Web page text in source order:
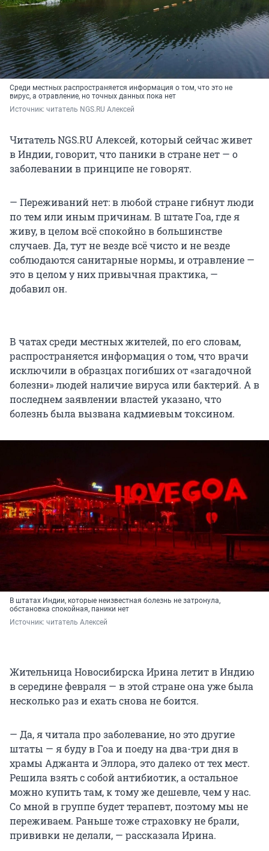
Среди местных распространяется информация о том, что это не
вирус, а отравление, но точных данных пока нет
Источник: читатель NGS.RU Алексей
Читатель NGS.RU Алексей, который сейчас живет
в Индии, говорит, что паники в стране нет — о
заболевании в принципе не говорят.
— Переживаний нет: в любой стране гибнут люди
по тем или иным причинам. В штате Гоа, где я
живу, в целом всё спокойно в большинстве
случаев. Да, тут не везде всё чисто и не везде
соблюдаются санитарные нормы, и отравление —
это в целом у них привычная практика, —
добавил он.
В чатах среди местных жителей, по его словам,
распространяется информация о том, что врачи
исключили в образцах погибших от «загадочной
болезни» людей наличие вируса или бактерий. А в
последнем заявлении властей указано, что
болезнь была вызвана кадмиевым токсином.
В штатах Индии, которые неизвестная болезнь не затронула,
обстановка спокойная, паники нет
Источник: читатель Алексей
Жительница Новосибирска Ирина летит в Индию
в середине февраля — в этой стране она уже была
несколько раз и ехать снова не боится.
— Да, я читала про заболевание, но это другие
штаты — я буду в Гоа и поеду на два-три дня в
храмы Аджанта и Эллора, это далеко от тех мест.
Решила взять с собой антибиотик, а остальное
можно купить там, к тому же дешевле, чем у нас.
Со мной в группе будет терапевт, поэтому мы не
переживаем. Раньше тоже страховку не брали,
прививки не делали, — рассказала Ирина.